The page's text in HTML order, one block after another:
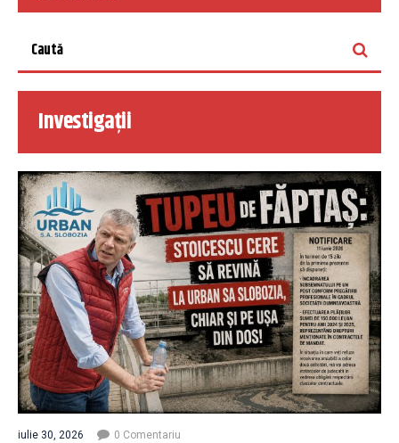
Investigații
iulie 30, 2026 0 Comentariu